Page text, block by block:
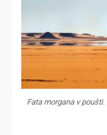
Fata morgana v